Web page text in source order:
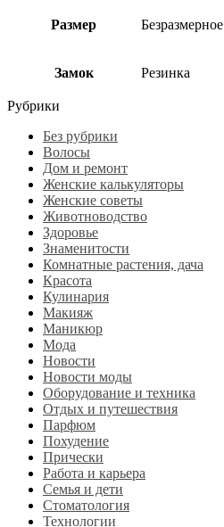
Размер Безразмерное
Замок Резинка
Рубрики
Без рубрики
Волосы
Дом и ремонт
Женские калькуляторы
Женские советы
Животноводство
Здоровье
Знаменитости
Комнатные растения, дача
Красота
Кулинария
Макияж
Маникюр
Мода
Новости
Новости моды
Оборудование и техника
Отдых и путешествия
Парфюм
Похудение
Прически
Работа и карьера
Семья и дети
Стоматология
Технологии